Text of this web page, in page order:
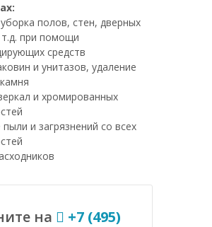
полов, стен, дверных
при помощи
средств
и унитазов, удаление
и хромированных
и загрязнений со всех
на
+7 (495)